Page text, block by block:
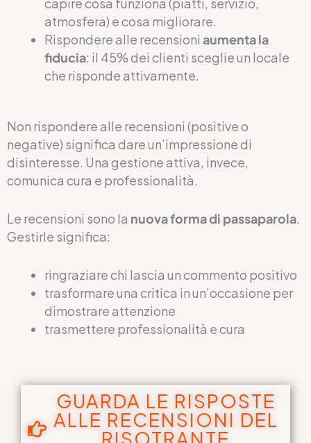
capire cosa funziona (piatti, servizio,
atmosfera) e cosa migliorare.
Rispondere alle recensioni aumenta la
fiducia: il 45% dei clienti sceglie un locale
che risponde attivamente.
Non rispondere alle recensioni (positive o
negative) significa dare un’impressione di
disinteresse. Una gestione attiva, invece,
comunica cura e professionalità.
Le recensioni sono la nuova forma di passaparola.
Gestirle significa:
ringraziare chi lascia un commento positivo
trasformare una critica in un’occasione per
dimostrare attenzione
trasmettere professionalità e cura
GUARDA LE RISPOSTE
ALLE RECENSIONI DEL
RISOTRANTE